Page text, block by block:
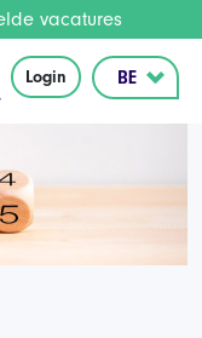
vacatures
Login